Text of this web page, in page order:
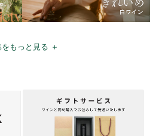
もっと見る ＋